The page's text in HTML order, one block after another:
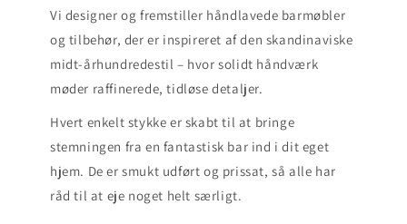
Vi designer og fremstiller håndlavede barmøbler
og tilbehør, der er inspireret af den skandinaviske
midt-århundredestil – hvor solidt håndværk
møder raffinerede, tidløse detaljer.
Hvert enkelt stykke er skabt til at bringe
stemningen fra en fantastisk bar ind i dit eget
hjem. De er smukt udført og prissat, så alle har
råd til at eje noget helt særligt.